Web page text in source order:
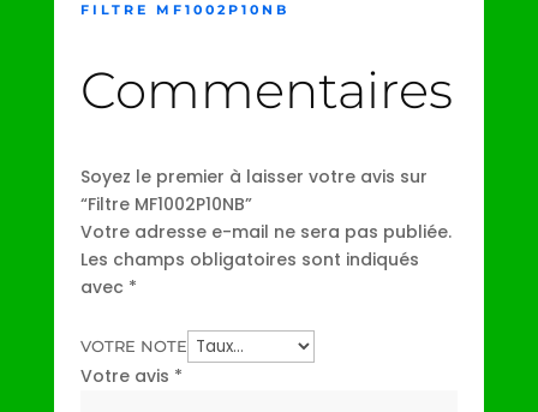
FILTRE MF1002P10NB
Commentaires
Soyez le premier à laisser votre avis sur
“Filtre MF1002P10NB”
Votre adresse e-mail ne sera pas publiée.
Les champs obligatoires sont indiqués
avec *
VOTRE NOTE
Votre avis *